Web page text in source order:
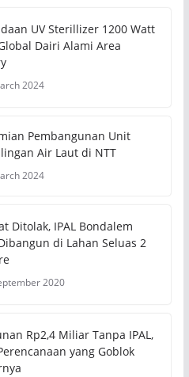
UV Sterillizer 1200 Watt
Dairi Alami Area
2024
Pembangunan Unit
Air Laut di NTT
2024
Ditolak, IPAL Bondalem
di Lahan Seluas 2
2020
Rp2,4 Miliar Tanpa IPAL,
yang Goblok